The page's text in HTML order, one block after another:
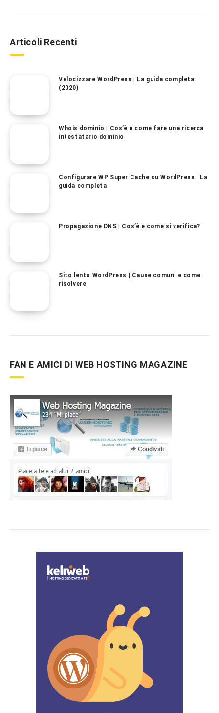
Articoli Recenti
Velocizzare WordPress | La guida completa
(2020)
Whois dominio | Cos’è e come fare una ricerca
intestatario dominio
Configurare WP Super Cache su WordPress | La
guida completa
Propagazione DNS | Cos’è e come si verifica?
Sito lento WordPress | Cause comuni e come
risolvere
FAN E AMICI DI WEB HOSTING MAGAZINE